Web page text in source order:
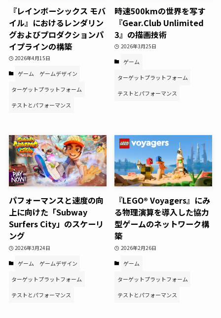
『レインボーシックス モバ
イル』におけるレンダリン
グおよびプロダクションパ
イプラインの構築
2026年4月15日
ゲーム
ゲームデザイン
ターゲットプラットフォーム
テストとパフォーマンス
時速500kmの世界を写す
『Gear.Club Unlimited
3』の描画技術
2026年3月25日
ゲーム
ターゲットプラットフォーム
テストとパフォーマンス
パフォーマンスと速度の向
上に向けた「Subway
Surfers City」のスケーリ
ング
2026年3月24日
ゲーム
ゲームデザイン
ターゲットプラットフォーム
テストとパフォーマンス
『LEGO® Voyagers』にみ
る物理演算を導入した協力
型ゲームのネットワーク構
築
2026年2月26日
ゲーム
ターゲットプラットフォーム
テストとパフォーマンス